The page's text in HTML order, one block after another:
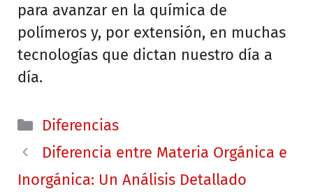
para avanzar en la química de
polímeros y, por extensión, en muchas
tecnologías que dictan nuestro día a
día.
Categorías
Diferencias
Diferencia entre Materia Orgánica e
Inorgánica: Un Análisis Detallado